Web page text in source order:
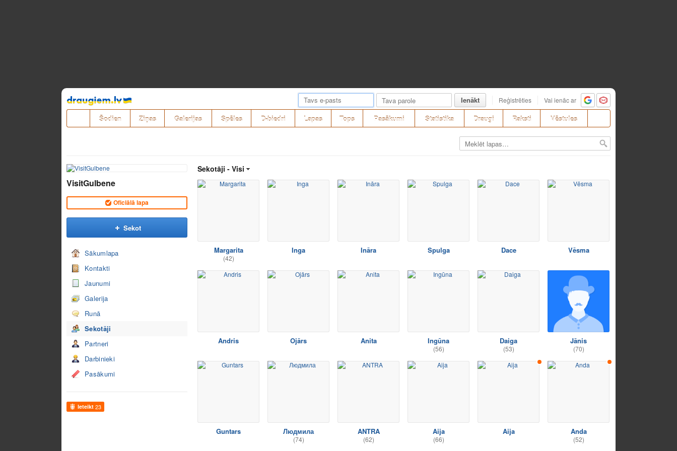
Pāriet
uz
saturu
Ienākt Reģistrēties Vai ienāc ar
Šodien Ziņas Galerijas Spēles D-biedri Lapas Tops Pasākumi Statistika Draugi Raksti Vēstules
VisitGulbene
Oficiālā lapa
Sekot
Sākumlapa
Kontakti
Jaunumi
Galerija
Runā
Sekotāji
Partneri
Darbinieki
Pasākumi
Ieteikt 23
Sekotāji - Visi
Margarita
(42)
Inga Ināra Spulga Dace Vēsma
Andris Ojārs Anita Ingūna
(56)
Daiga
(53)
Jānis
(70)
Guntars Людмила
(74)
ANTRA
(62)
Aija
(66)
Aija Anda
(52)